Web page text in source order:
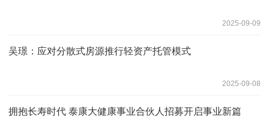
2025-09-09
吴璟：应对分散式房源推行轻资产托管模式
2025-09-08
拥抱长寿时代 泰康大健康事业合伙人招募开启事业新篇